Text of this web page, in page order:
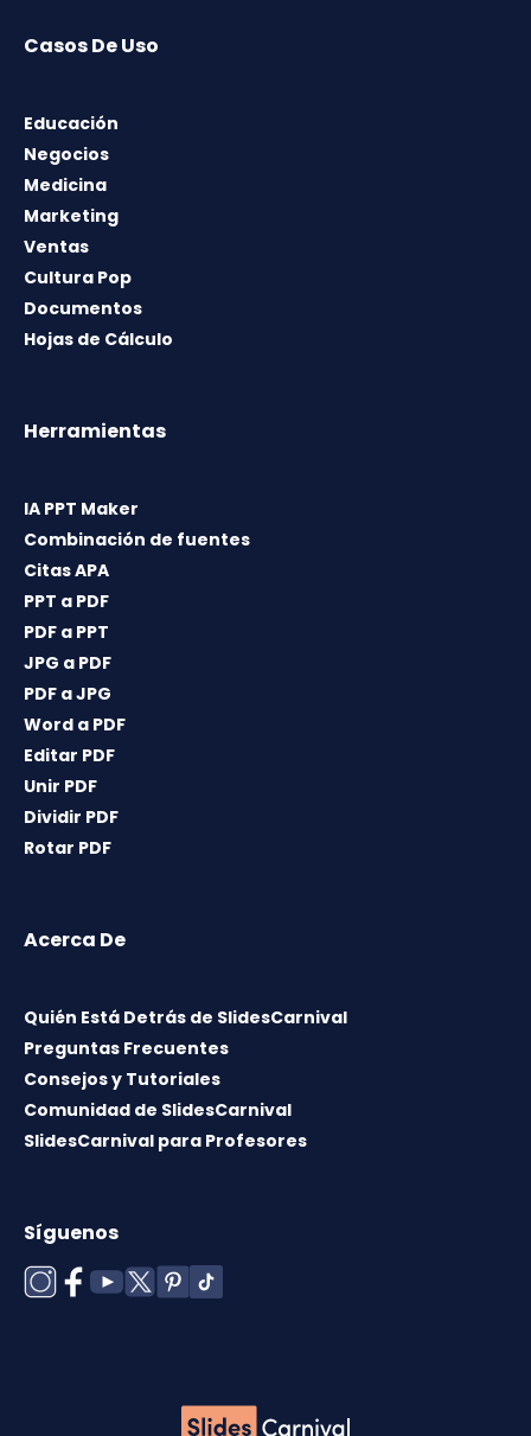
Casos De Uso
Educación
Negocios
Medicina
Marketing
Ventas
Cultura Pop
Documentos
Hojas de Cálculo
Herramientas
IA PPT Maker
Combinación de fuentes
Citas APA
PPT a PDF
PDF a PPT
JPG a PDF
PDF a JPG
Word a PDF
Editar PDF
Unir PDF
Dividir PDF
Rotar PDF
Acerca De
Quién Está Detrás de SlidesCarnival
Preguntas Frecuentes
Consejos y Tutoriales
Comunidad de SlidesCarnival
SlidesCarnival para Profesores
Síguenos